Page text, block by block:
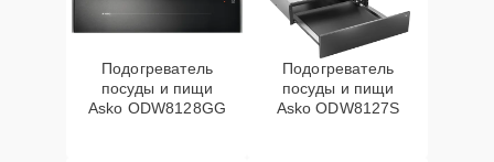
Подогреватель
посуды и пищи
Asko ODW8128GG
Подогреватель
посуды и пищи
Asko ODW8127S